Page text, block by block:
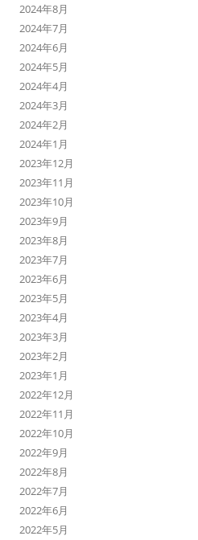
2024年8月
2024年7月
2024年6月
2024年5月
2024年4月
2024年3月
2024年2月
2024年1月
2023年12月
2023年11月
2023年10月
2023年9月
2023年8月
2023年7月
2023年6月
2023年5月
2023年4月
2023年3月
2023年2月
2023年1月
2022年12月
2022年11月
2022年10月
2022年9月
2022年8月
2022年7月
2022年6月
2022年5月